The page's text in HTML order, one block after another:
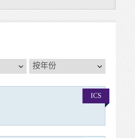
按
份
按年份
ICS